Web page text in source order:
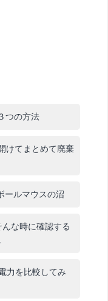
つの方法
けてまとめて廃棄
ールマウスの沼
な時に確認する
力を比較してみ